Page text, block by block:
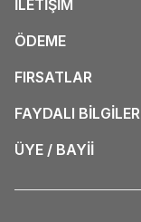
İLETİŞİM
ÖDEME
FIRSATLAR
FAYDALI BİLGİLER
ÜYE / BAYİİ